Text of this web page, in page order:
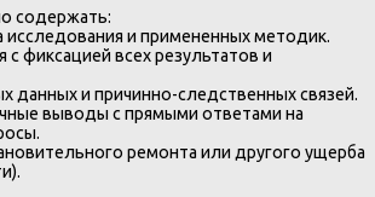
содержать:
исследования и примененных методик.
с фиксацией всех результатов и
данных и причинно-следственных связей.
выводы с прямыми ответами на
ремонта или другого ущерба